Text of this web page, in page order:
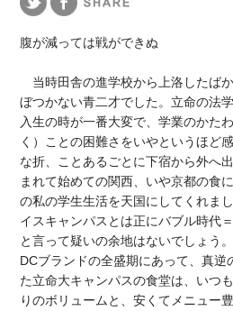
腹が減っては戦ができぬ
当時田舎の進学校から上洛したば
ぼつかない青二才でした。立命の法
入生の時が一番大変で、学業のかた
く）ことの困難さをいやというほど
な折、ことあるごとに下宿から外へ
まれて始めての関西、いや京都の食
の私の学生生活を天国にしてくれま
イスキャンパスとは正にバブル時代
と言って疑いの余地はないでしょう
DCブランドの全盛期にあって、真逆
た立命大キャンパスの食堂は、いつ
りのボリュームと、安くてメニュー